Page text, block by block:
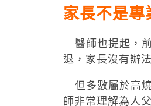
家長不是專
醫師也提起，
退，家長沒有辦
但多數屬於高
師非常理解為人